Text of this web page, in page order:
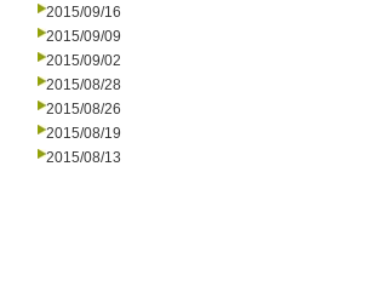
2015/09/16
2015/09/09
2015/09/02
2015/08/28
2015/08/26
2015/08/19
2015/08/13